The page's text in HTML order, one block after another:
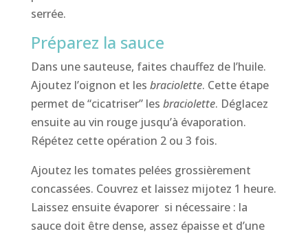
serrée.
Préparez la sauce
Dans une sauteuse, faites chauffez de l’huile.
Ajoutez l’oignon et les braciolette. Cette étape
permet de “cicatriser” les braciolette. Déglacez
ensuite au vin rouge jusqu’à évaporation.
Répétez cette opération 2 ou 3 fois.
Ajoutez les tomates pelées grossièrement
concassées. Couvrez et laissez mijotez 1 heure.
Laissez ensuite évaporer si nécessaire : la
sauce doit être dense, assez épaisse et d’une